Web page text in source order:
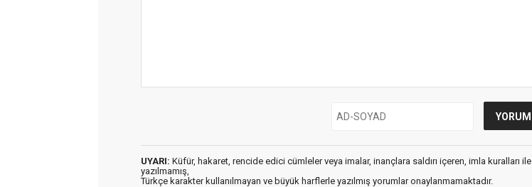
UYARI: Küfür, hakaret, rencide edici cümleler veya imalar, inançlara saldırı içeren, imla kuralları ile
yazılmamış,
Türkçe karakter kullanılmayan ve büyük harflerle yazılmış yorumlar onaylanmamaktadır.